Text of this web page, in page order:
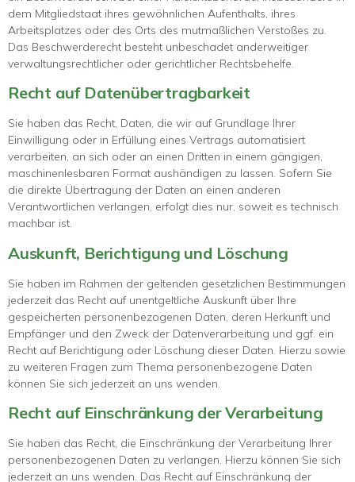
dem Mitgliedstaat ihres gewöhnlichen Aufenthalts, ihres
Arbeitsplatzes oder des Orts des mutmaßlichen Verstoßes zu.
Das Beschwerderecht besteht unbeschadet anderweitiger
verwaltungsrechtlicher oder gerichtlicher Rechtsbehelfe.
Recht auf Daten­übertrag­barkeit
Sie haben das Recht, Daten, die wir auf Grundlage Ihrer
Einwilligung oder in Erfüllung eines Vertrags automatisiert
verarbeiten, an sich oder an einen Dritten in einem gängigen,
maschinenlesbaren Format aushändigen zu lassen. Sofern Sie
die direkte Übertragung der Daten an einen anderen
Verantwortlichen verlangen, erfolgt dies nur, soweit es technisch
machbar ist.
Auskunft, Berichtigung und Löschung
Sie haben im Rahmen der geltenden gesetzlichen Bestimmungen
jederzeit das Recht auf unentgeltliche Auskunft über Ihre
gespeicherten personenbezogenen Daten, deren Herkunft und
Empfänger und den Zweck der Datenverarbeitung und ggf. ein
Recht auf Berichtigung oder Löschung dieser Daten. Hierzu sowie
zu weiteren Fragen zum Thema personenbezogene Daten
können Sie sich jederzeit an uns wenden.
Recht auf Einschränkung der Verarbeitung
Sie haben das Recht, die Einschränkung der Verarbeitung Ihrer
personenbezogenen Daten zu verlangen. Hierzu können Sie sich
jederzeit an uns wenden. Das Recht auf Einschränkung der